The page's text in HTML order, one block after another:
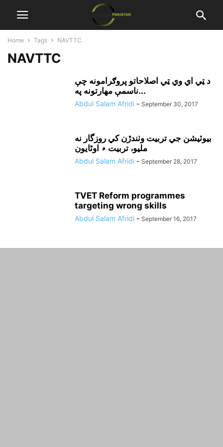
Home Tags NAVTTC
NAVTTC
د ټي اي وي ټي اصلاحاتو پروګرامونه چې
ناسمې مهارتونه په...
Abdul Salam Afridi - September 30, 2017
بيوٽيشن جي تربيت وٺندڙن کي روزگار نه
مليو، تربيت ۾ اوڻايون
Abdul Salam Afridi - September 28, 2017
TVET Reform programmes
targeting wrong skills
Abdul Salam Afridi - September 16, 2017